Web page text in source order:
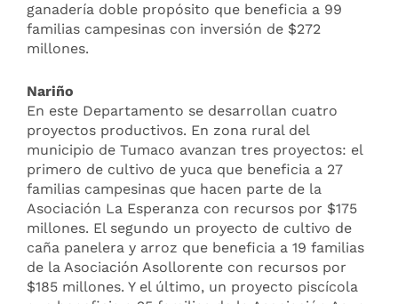
ganadería doble propósito que beneficia a 99
familias campesinas con inversión de $272
millones.
Nariño
En este Departamento se desarrollan cuatro
proyectos productivos. En zona rural del
municipio de Tumaco avanzan tres proyectos: el
primero de cultivo de yuca que beneficia a 27
familias campesinas que hacen parte de la
Asociación La Esperanza con recursos por $175
millones. El segundo un proyecto de cultivo de
caña panelera y arroz que beneficia a 19 familias
de la Asociación Asollorente con recursos por
$185 millones. Y el último, un proyecto piscícola